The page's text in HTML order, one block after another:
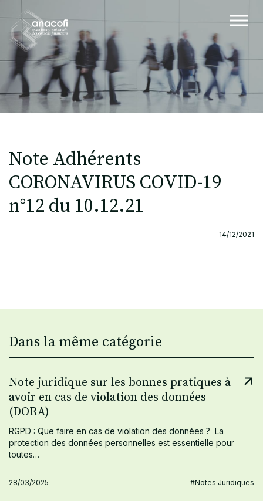
Note Adhérents
CORONAVIRUS COVID-19
n°12 du 10.12.21
14/12/2021
Dans la même catégorie
Note juridique sur les bonnes pratiques à
avoir en cas de violation des données
(DORA)
RGPD : Que faire en cas de violation des données ? La
protection des données personnelles est essentielle pour
toutes…
28/03/2025 #Notes Juridiques